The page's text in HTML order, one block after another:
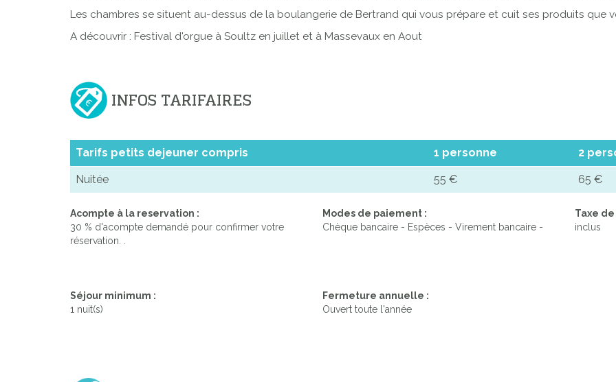
Les chambres se situent au-dessus de la boulangerie de Bertrand qui vous prépare et cuit ses produits que
A découvrir : Festival d'orgue à Soultz en juillet et à Massevaux en Aout
INFOS TARIFAIRES
Tarifs petits dejeuner compris 1 personne 2
Nuitée 55 € 65 €
Acompte à la reservation :
30 % d'acompte demandé pour confirmer votre
réservation. .
Modes de paiement :
Chèque bancaire - Espèces - Virement bancaire -
Taxe
inclus
Séjour minimum :
1 nuit(s)
Fermeture annuelle :
Ouvert toute l'année